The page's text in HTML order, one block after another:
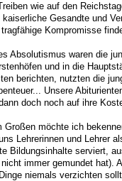
wie auf den
Gesandte und
Kompromisse
Absolutismus waren die
und in die
berichten, nutzten die
Unsere
doch noch auf ihre
Großen möchte ich
Lehrerinnen und Lehrer
Bildungsinhalte serviert,
immer gemundet hat).
niemals verzichten